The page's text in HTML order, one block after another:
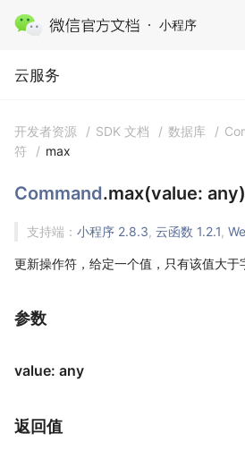
小程序
云服务
云服务
开发者资源 / SDK 文档 / 数据库 /
符
/ max
Command.max(value:
支持端： 小程序 2.8.3, 云函数 1.2.1,
更新操作符，给定一个值，只有该值大于
参数
value: any
返回值